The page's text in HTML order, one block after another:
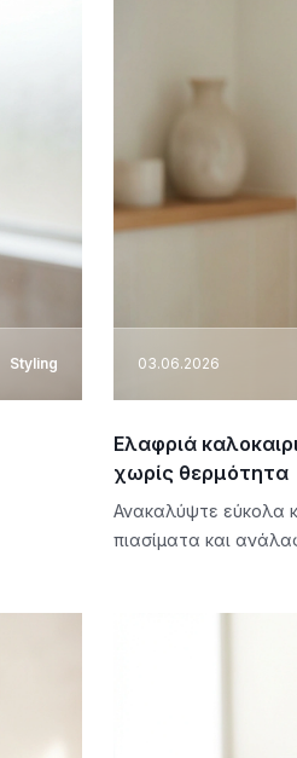
Styling 03.06.2026
Ελαφριά
χωρίς θερμότητα
Ανακαλύψτε εύκολα
πιασίματα και